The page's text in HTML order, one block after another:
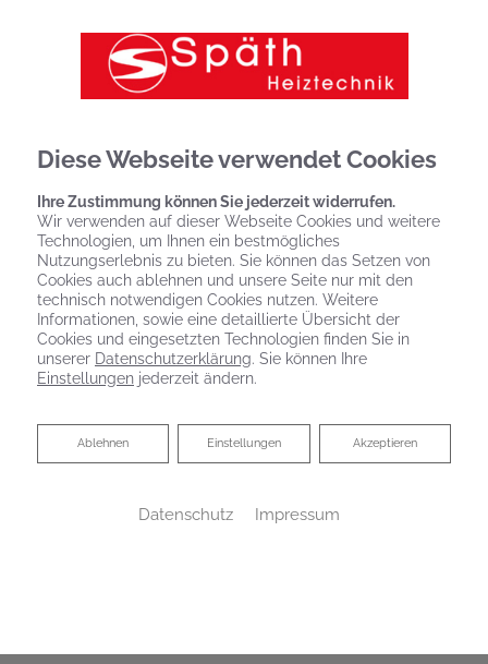
Diese Webseite verwendet Cookies
Ihre Zustimmung können Sie jederzeit widerrufen.
Wir verwenden auf dieser Webseite Cookies und weitere
Technologien, um Ihnen ein bestmögliches
Nutzungserlebnis zu bieten. Sie können das Setzen von
Cookies auch ablehnen und unsere Seite nur mit den
technisch notwendigen Cookies nutzen. Weitere
Informationen, sowie eine detaillierte Übersicht der
Cookies und eingesetzten Technologien finden Sie in
unserer Datenschutzerklärung. Sie können Ihre
Einstellungen jederzeit ändern.
Akzeptieren
Einstellungen
Ablehnen
Ablehnen
Datenschutz Impressum